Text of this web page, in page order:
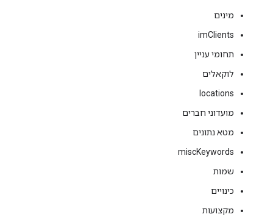
מינים
imClients
תחומי עניין
לוקאלים
locations
מועדוני חברים
מטא נתונים
miscKeywords
שמות
כינויים
מקצועות